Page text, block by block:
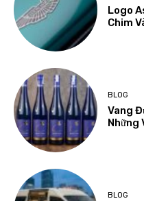
Logo
Chim
BLOG
Vang
Những
BLOG